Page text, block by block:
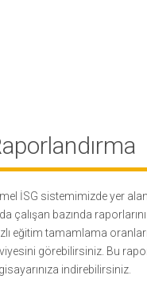
İSG sistemimizde yer alan
çalışan bazında
eğitim tamamlama
görebilirsiniz. Bu
indirebilirsiniz.